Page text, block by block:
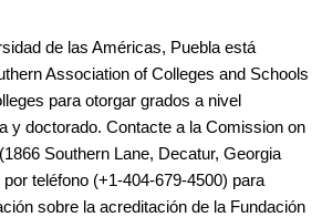
de las Américas, Puebla está
Association of Colleges and Schools
para otorgar grados a nivel
y doctorado. Contacte a la Comission on
Southern Lane, Decatur, Georgia
teléfono (+1-404-679-4500) para
sobre la acreditación de la Fundación